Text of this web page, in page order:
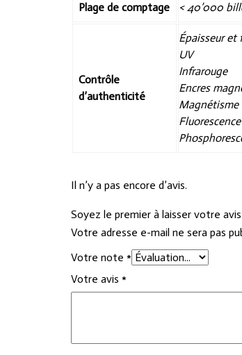
Plage de comptage < 40’000
Contrôle
d’authenticité
Épaisseur et
UV
Infrarouge
Encres
Fluorescence
Il n’y a pas encore d’avis.
Soyez le premier à laisser votre avis
Votre adresse e-mail ne sera pas
Votre note *
Votre avis *